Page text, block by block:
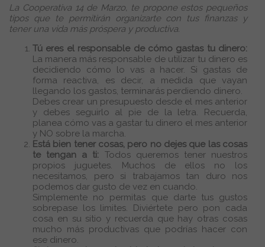
La Cooperativa 14 de Marzo, te propone estos pequeños
tipos que te permitirán organizarte con tus finanzas y
tener una vida más próspera y productiva.
Tú eres el responsable de cómo gastas tu dinero:
La manera más responsable de utilizar tu dinero es
decidiendo cómo lo vas a hacer. Si gastas de
forma reactiva, es decir, a medida que vayan
llegando los gastos, terminarás perdiendo dinero.
Debes crear un presupuesto desde el mes anterior
y debes seguirlo al pie de la letra. Recuerda,
planea cómo vas a gastar tu dinero el mes anterior
y NO sobre la marcha.
Está bien tener cosas, pero no dejes que las cosas
te tengan a ti: Todos queremos tener nuestros
propios juguetes. Muchos de ellos no los
necesitamos, pero si trabajamos tan duro nos
podemos dar gusto de vez en cuando.
Simplemente no permitas que darte tus gustos
sobrepase los limites. Diviértete pero pon cada
cosa en su sitio y recuerda que hay otras cosas
mucho más productivas que podrías hacer con
ese dinero.